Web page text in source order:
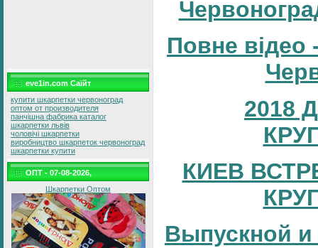
eve1in.com Саїйт
купити шкарпетки червоноград
оптом от производителя
панчішна фабрика каталог
шкарпетки львів
чоловічі шкарпетки
виробництво шкарпеток червоноград
шкарпетки купити
ОПТ - 07-08-2026,
Шкарпетки Оптом
Повне відео
2018
КИЕВ
Выпускной и